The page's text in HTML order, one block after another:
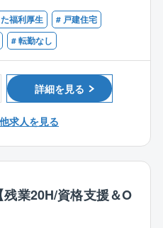
能な自由設計住宅シリーズ
から選べる企画住宅シリ
密・高断熱・オール電化
ー層や、建て替え希望
は1日2～3件
度
は7：3
と分業しているため残
の方
福利厚生
# 戸建住宅
# 転勤なし
詳細を見る
求人を見る
業20H/資格支援＆O